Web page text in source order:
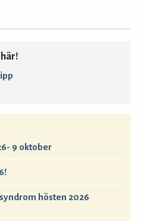
9 oktober
hösten 2026